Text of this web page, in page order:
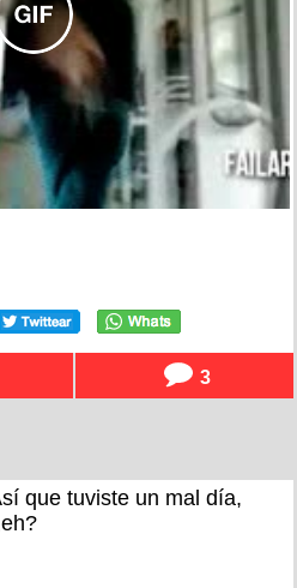
3
que tuviste un mal día,